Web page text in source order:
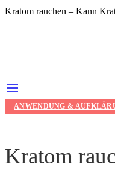
Kratom rauchen – Kann
ANWENDUNG &
Kratom